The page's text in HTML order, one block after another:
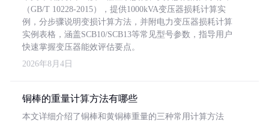
（GB/T 10228-2015），提供1000kVA变压器损耗计算实
例，分步骤说明变损计算方法，并附电力变压器损耗计算
实例表格，涵盖SCB10/SCB13等常见型号参数，指导用户
快速掌握变压器能效评估要点。
2026年8月4日
铜棒的重量计算方法有哪些
本文详细介绍了铜棒和黄铜棒重量的三种常用计算方法